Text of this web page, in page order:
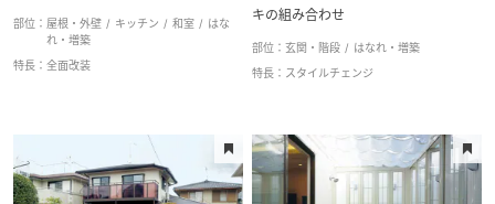
買う
分譲住宅（建売・土地）検索
法人のお客さま
社宅建築
事業用
事業用リノベーション
ホテル・旅館リフォーム
分譲マンション開発事業
保証制度
ミサワリフォーム
企業・IR
ニュース
MISAWAについて
ミサワホームグループ
カタログ請求
洗面室・トイレ バスルーム
屋根・外壁 外構（庭）
部位： 屋根・外壁 キッチン 和室
はな
れ・増築
特長： 全面改装
キの組み合わせ
部位： 玄関・階段
はなれ・増築
特長： スタイルチェンジ